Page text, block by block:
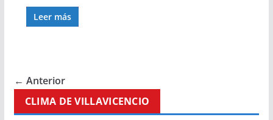
Leer más
← Anterior
CLIMA DE VILLAVICENCIO